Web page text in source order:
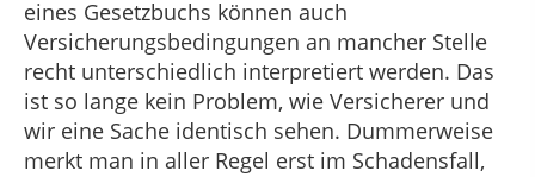
eines Gesetzbuchs können auch
Versicherungsbedingungen an mancher Stelle
recht unterschiedlich interpretiert werden. Das
ist so lange kein Problem, wie Versicherer und
wir eine Sache identisch sehen. Dummerweise
merkt man in aller Regel erst im Schadensfall,